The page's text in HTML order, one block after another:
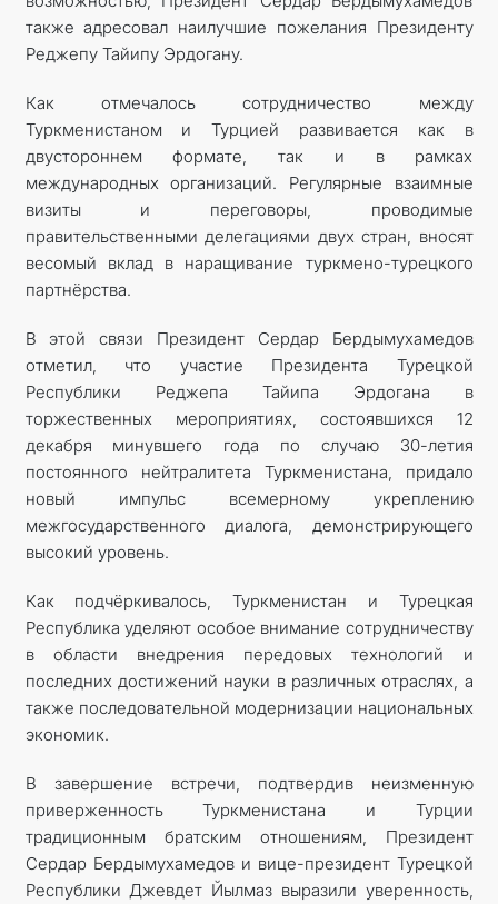
также адресовал наилучшие пожелания Президенту
Реджепу Тайипу Эрдогану.
Как отмечалось сотрудничество между
Туркменистаном и Турцией развивается как в
двустороннем формате, так и в рамках
международных организаций. Регулярные взаимные
визиты и переговоры, проводимые
правительственными делегациями двух стран, вносят
весомый вклад в наращивание туркмено-турецкого
партнёрства.
В этой связи Президент Сердар Бердымухамедов
отметил, что участие Президента Турецкой
Республики Реджепа Тайипа Эрдогана в
торжественных мероприятиях, состоявшихся 12
декабря минувшего года по случаю 30-летия
постоянного нейтралитета Туркменистана, придало
новый импульс всемерному укреплению
межгосударственного диалога, демонстрирующего
высокий уровень.
Как подчёркивалось, Туркменистан и Турецкая
Республика уделяют особое внимание сотрудничеству
в области внедрения передовых технологий и
последних достижений науки в различных отраслях, а
также последовательной модернизации национальных
экономик.
В завершение встречи, подтвердив неизменную
приверженность Туркменистана и Турции
традиционным братским отношениям, Президент
Сердар Бердымухамедов и вице-президент Турецкой
Республики Джевдет Йылмаз выразили уверенность,